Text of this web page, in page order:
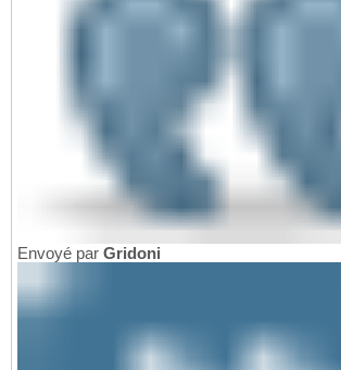
Envoyé par Gridoni